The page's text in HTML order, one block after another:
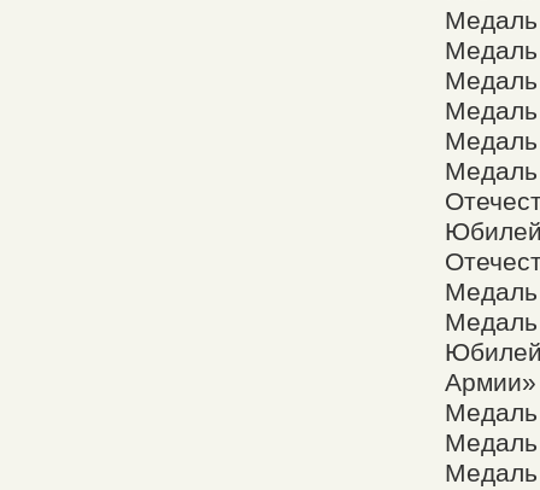
Медаль
Медаль
Медаль
Медаль
Армии»
Медаль